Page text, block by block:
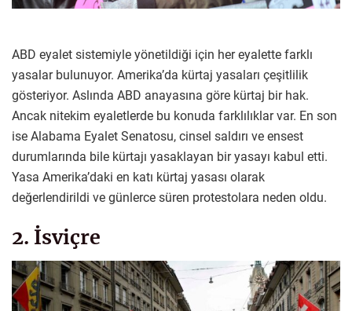
ABD eyalet sistemiyle yönetildiği için her eyalette farklı
yasalar bulunuyor. Amerika’da kürtaj yasaları çeşitlilik
gösteriyor. Aslında ABD anayasına göre kürtaj bir hak.
Ancak nitekim eyaletlerde bu konuda farklılıklar var. En son
ise Alabama Eyalet Senatosu, cinsel saldırı ve ensest
durumlarında bile kürtajı yasaklayan bir yasayı kabul etti.
Yasa Amerika’daki en katı kürtaj yasası olarak
değerlendirildi ve günlerce süren protestolara neden oldu.
2. İsviçre